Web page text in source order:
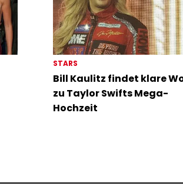
STARS
Bill Kaulitz findet klare
zu Taylor Swifts Mega-
Hochzeit